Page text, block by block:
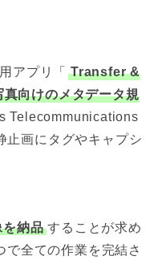
アプリ「
Transfer &
真向けのメタデータ規
Telecommunications
止画にタグやキャプシ
を納品 することが求め
で全ての作業を完結さ